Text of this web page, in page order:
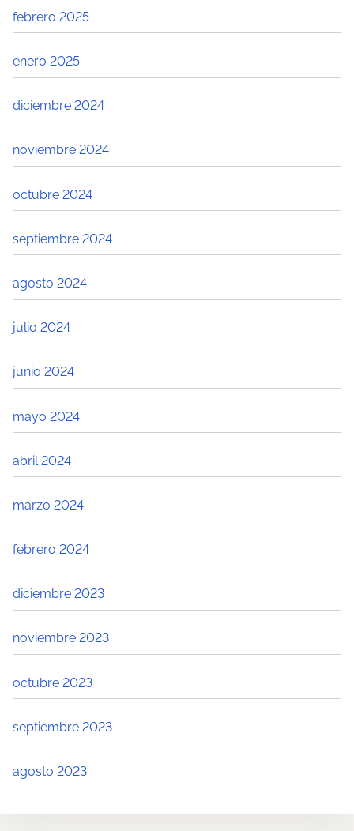
febrero 2025
enero 2025
diciembre 2024
noviembre 2024
octubre 2024
septiembre 2024
agosto 2024
julio 2024
junio 2024
mayo 2024
abril 2024
marzo 2024
febrero 2024
diciembre 2023
noviembre 2023
octubre 2023
septiembre 2023
agosto 2023